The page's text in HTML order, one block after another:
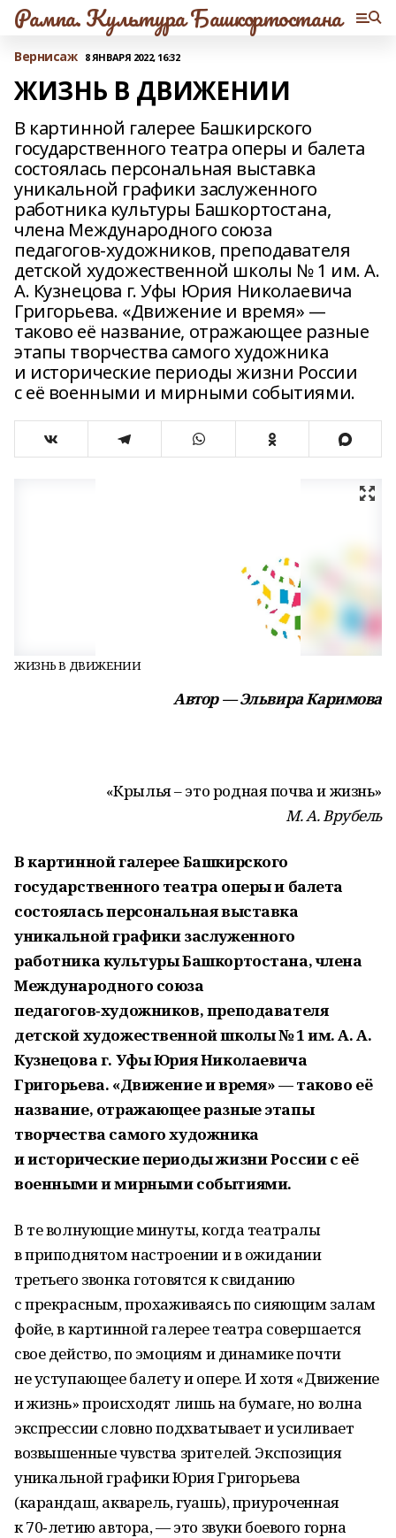
Рампа. Культура Башкортостана
Вернисаж 8 ЯНВАРЯ 2022, 16:32
ЖИЗНЬ В ДВИЖЕНИИ
В картинной галерее Башкирского
государственного театра оперы и балета
состоялась персональная выставка
уникальной графики заслуженного
работника культуры Башкортостана,
члена Международного союза
педагогов‑художников, преподавателя
детской художественной школы № 1 им. А.
А. Кузнецова г. Уфы Юрия Николаевича
Григорьева. «Движение и время» —
таково её название, отражающее разные
этапы творчества самого художника
и исторические периоды жизни России
с её военными и мирными событиями.
ЖИЗНЬ В ДВИЖЕНИИ
Автор — Эльвира Каримова
«Крылья – это родная почва и жизнь»
М. А. Врубель
В картинной галерее Башкирского
государственного театра оперы и балета
состоялась персональная выставка
уникальной графики заслуженного
работника культуры Башкортостана, члена
Международного союза
педагогов‑художников, преподавателя
детской художественной школы № 1 им. А. А.
Кузнецова г. Уфы Юрия Николаевича
Григорьева. «Движение и время» — таково её
название, отражающее разные этапы
творчества самого художника
и исторические периоды жизни России с её
военными и мирными событиями.
В те волнующие минуты, когда театралы
в приподнятом настроении и в ожидании
третьего звонка готовятся к свиданию
с прекрасным, прохаживаясь по сияющим залам
фойе, в картинной галерее театра совершается
свое действо, по эмоциям и динамике почти
не уступающее балету и опере. И хотя «Движение
и жизнь» происходят лишь на бумаге, но волна
экспрессии словно подхватывает и усиливает
возвышенные чувства зрителей. Экспозиция
уникальной графики Юрия Григорьева
(карандаш, акварель, гуашь), приуроченная
к 70‑летию автора, — это звуки боевого горна